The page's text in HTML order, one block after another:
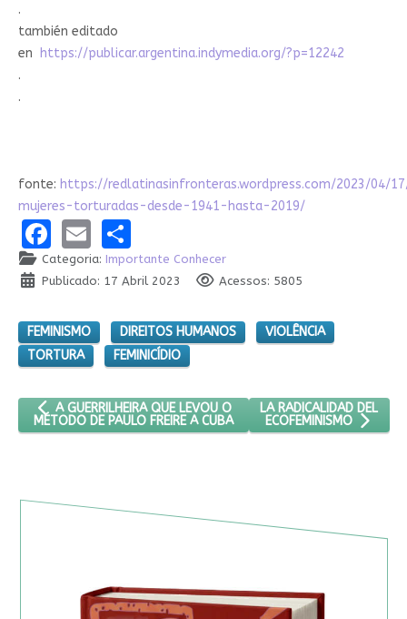
.
también editado
en
https://publicar.argentina.indymedia.org/?p=12242
.
.
fonte: https://redlatinasinfronteras.wordpress.com/2023/04/
mujeres-torturadas-desde-1941-hasta-2019/
Facebook
EmailShare
Categoria: Importante Conhecer
Publicado: 17 Abril 2023
Acessos: 5805
FEMINISMO DIREITOS HUMANOS
VIOLÊNCIA
TORTURA
FEMINICÍDIO
ARTIGO ANTERIOR: A GUERRILHEIRA QUE LEVOU O MÉTODO DE
A GUERRILHEIRA QUE LEVOU O
MÉTODO DE PAULO FREIRE A CUBA
PRÓXIMO ARTIGO: LA
LA RADICALIDAD DEL
ECOFEMINISMO